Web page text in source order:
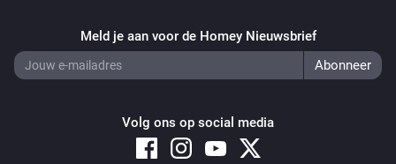
Meld je aan voor de Homey Nieuwsbrief
Volg ons op social media